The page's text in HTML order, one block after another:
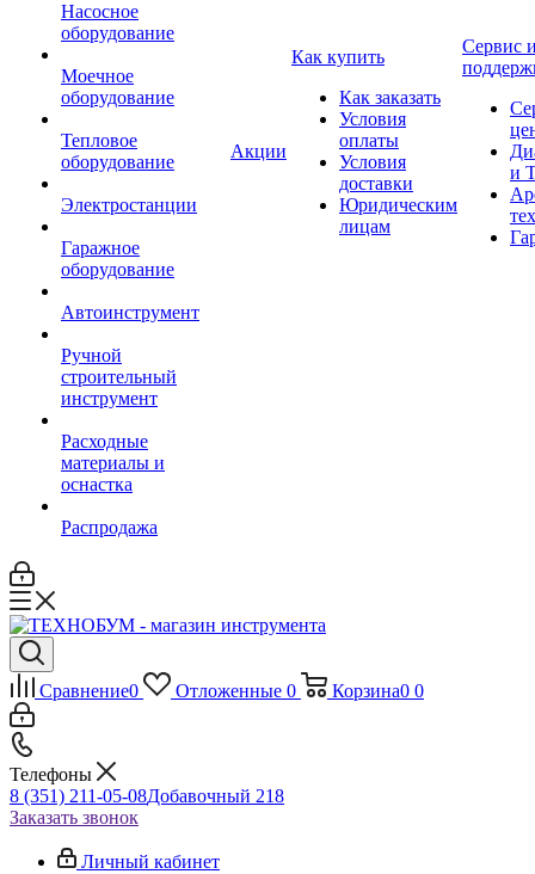
Насосное
оборудование
Моечное
оборудование
Тепловое
оборудование
Электростанции
Гаражное
оборудование
Автоинструмент
Ручной
строительный
инструмент
Расходные
материалы и
оснастка
Распродажа
Акции
Как купить
Как заказать
Условия
оплаты
Условия
доставки
Юридическим
лицам
Сервис
и
Сравнение0 Отложенные 0 Корзина0 0
Телефоны
8 (351) 211-05-08Добавочный 218
Заказать звонок
Личный кабинет